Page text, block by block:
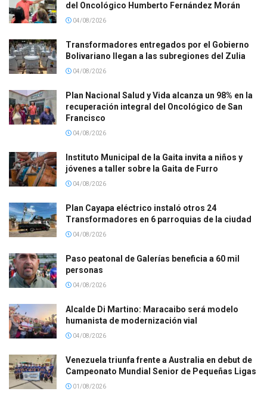
del Oncológico Humberto Fernández Morán
04/08/2026
Transformadores entregados por el Gobierno
Bolivariano llegan a las subregiones del Zulia
04/08/2026
Plan Nacional Salud y Vida alcanza un 98% en la
recuperación integral del Oncológico de San
Francisco
04/08/2026
Instituto Municipal de la Gaita invita a niños y
jóvenes a taller sobre la Gaita de Furro
04/08/2026
Plan Cayapa eléctrico instaló otros 24
Transformadores en 6 parroquias de la ciudad
04/08/2026
Paso peatonal de Galerías beneficia a 60 mil
personas
04/08/2026
Alcalde Di Martino: Maracaibo será modelo
humanista de modernización vial
04/08/2026
Venezuela triunfa frente a Australia en debut de
Campeonato Mundial Senior de Pequeñas Ligas
01/08/2026